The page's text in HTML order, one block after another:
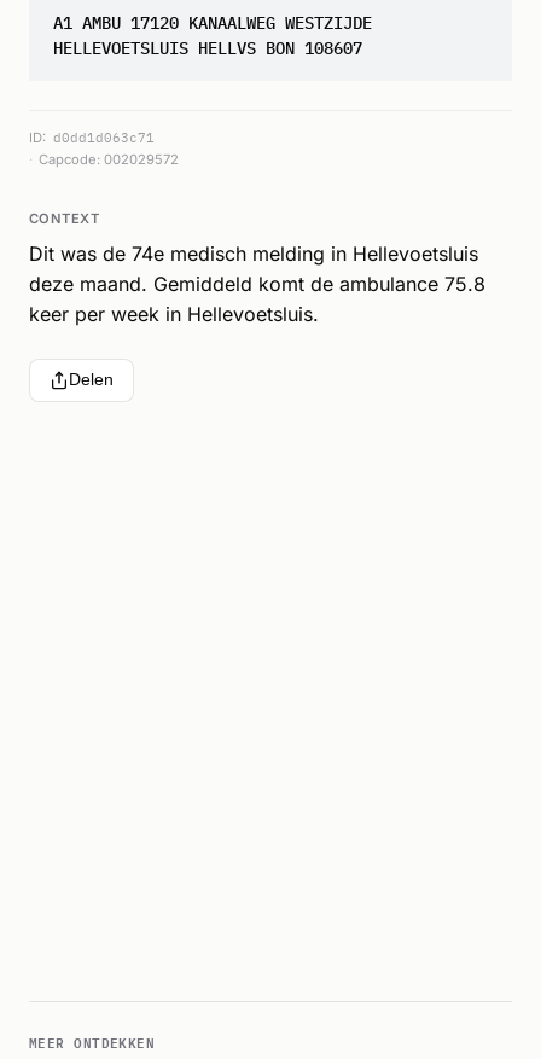
A1 AMBU 17120 KANAALWEG WESTZIJDE
HELLEVOETSLUIS HELLVS BON 108607
ID: d0dd1d063c71
Capcode: 002029572
CONTEXT
Dit was de 74e medisch melding in Hellevoetsluis
deze maand. Gemiddeld komt de ambulance 75.8
keer per week in Hellevoetsluis.
Delen
MEER ONTDEKKEN